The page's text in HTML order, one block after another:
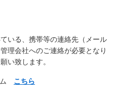
いる、携帯等の連絡先（メール
理会社へのご連絡が必要となり
い致します。
ム こちら